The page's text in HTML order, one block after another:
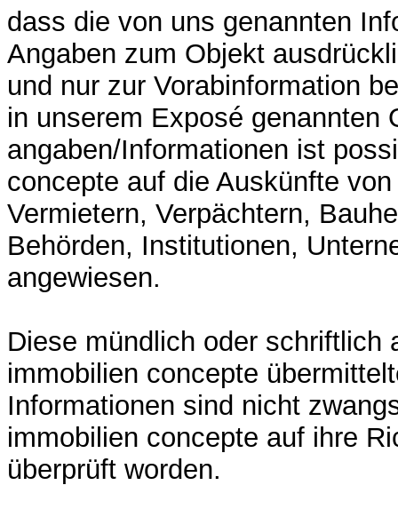
dass die von uns genannten
Angaben zum Objekt
und nur zur Vorabinformation
in unserem Exposé genannten
angaben/Informationen ist
concepte auf die Auskünfte
Vermietern, Verpächtern,
Behörden, Institutionen,
angewiesen.
Diese mündlich oder schriftlich
immobilien concepte
Informationen sind nicht
immobilien concepte auf ihre
überprüft worden.